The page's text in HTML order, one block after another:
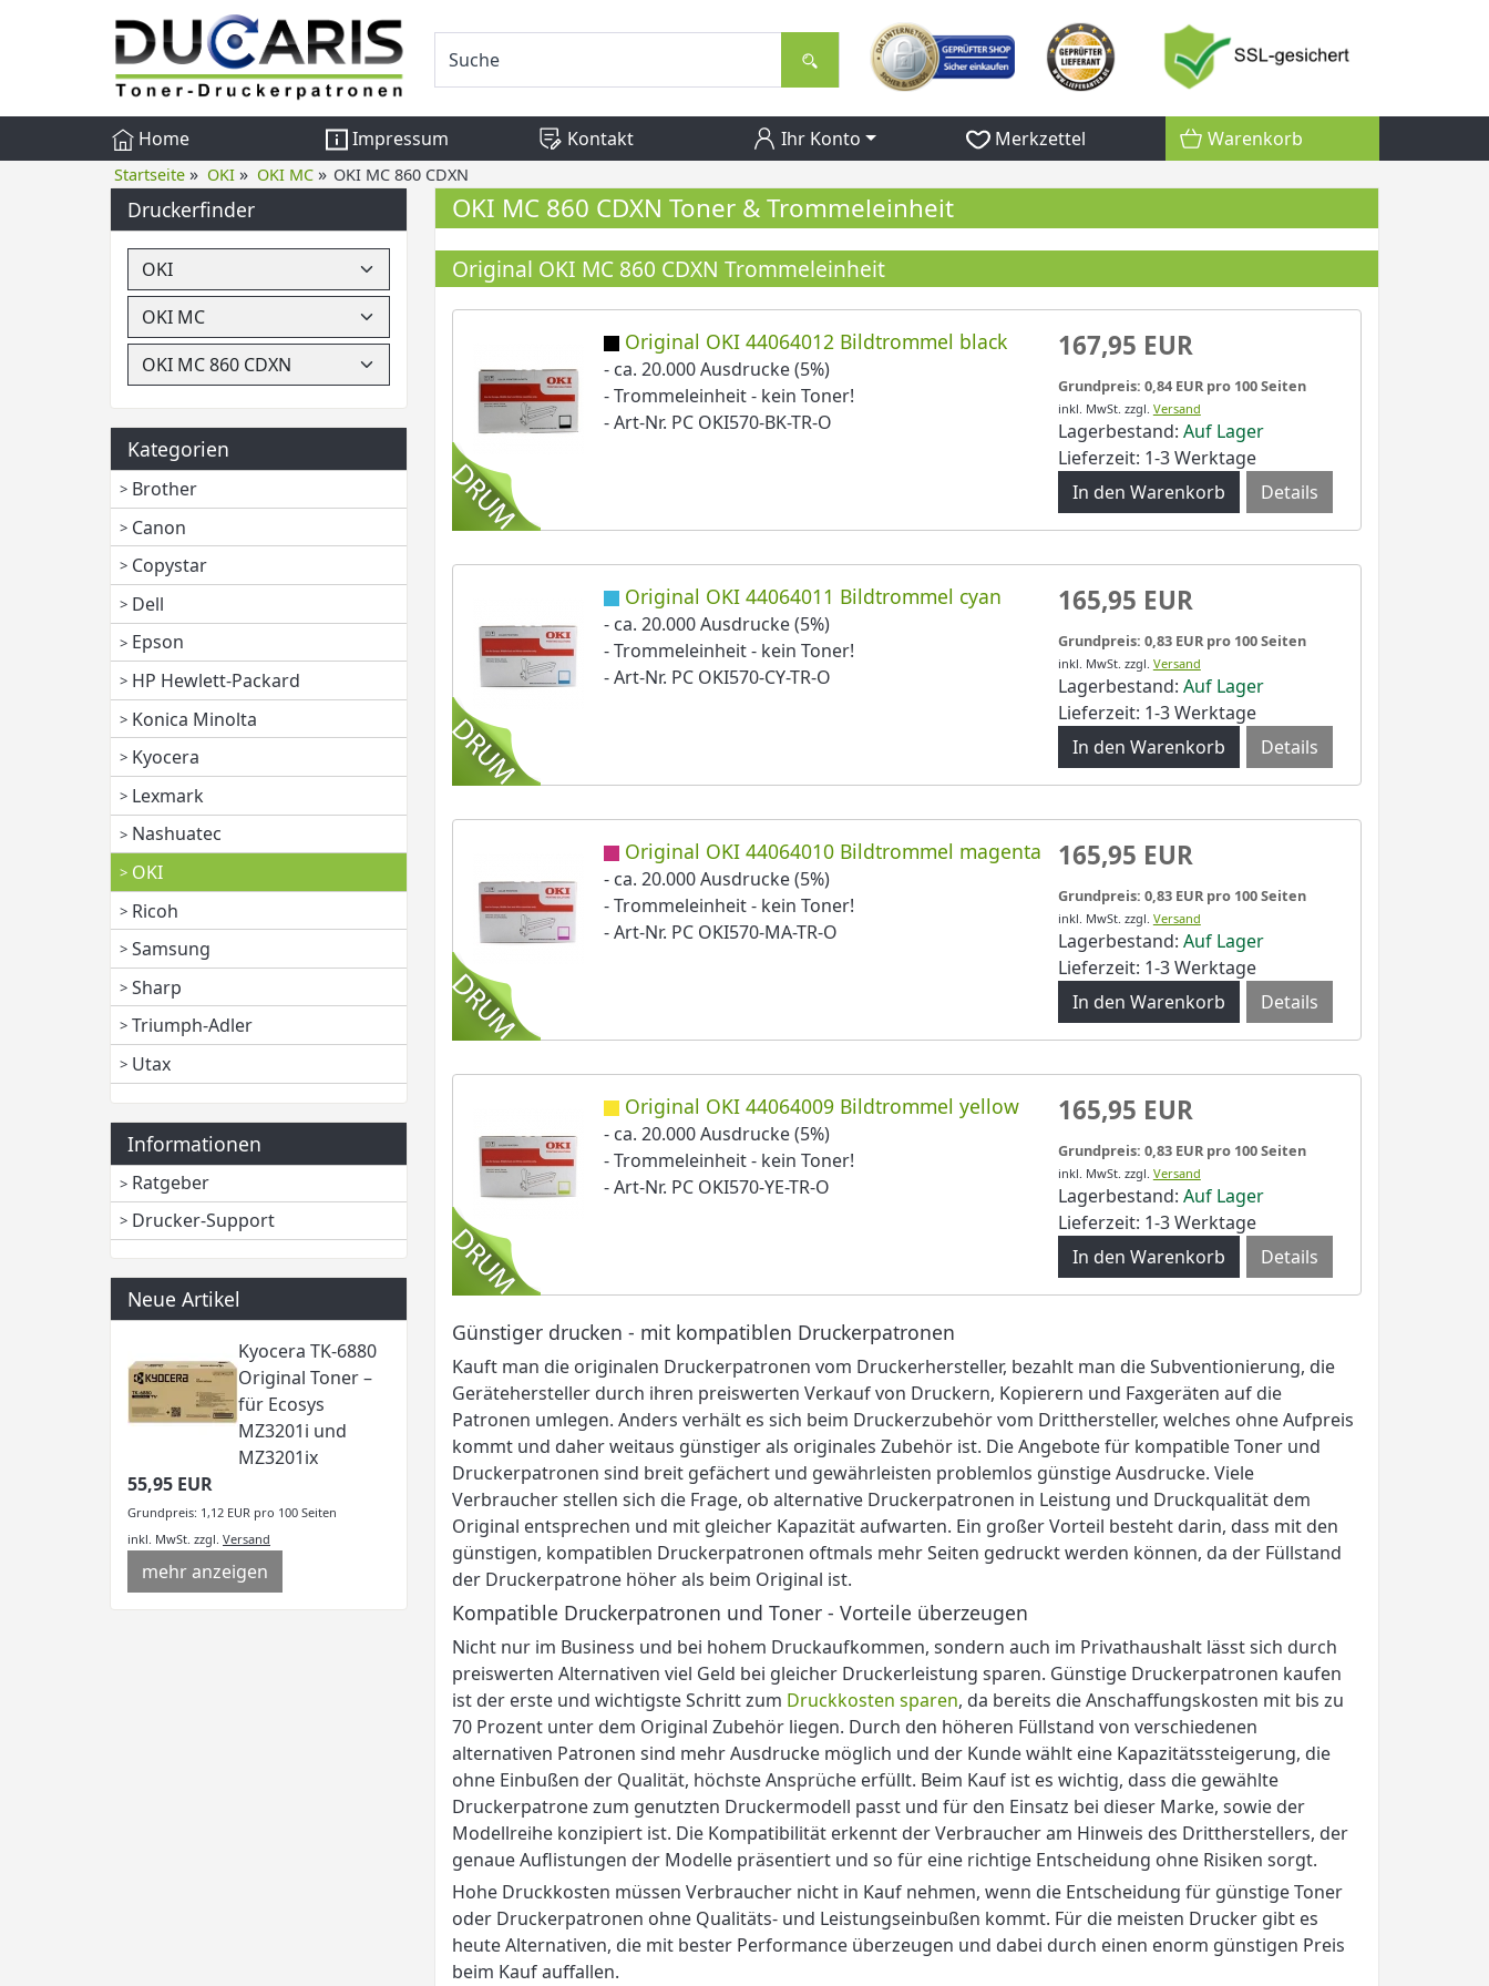
Home Impressum Kontakt Ihr Konto Merkzettel Warenkorb
Startseite » OKI » OKI MC » OKI MC 860 CDXN
Druckerfinder
Kategorien
Brother
Canon
Copystar
Dell
Epson
HP Hewlett-Packard
Konica Minolta
Kyocera
Lexmark
Nashuatec
OKI
Ricoh
Samsung
Sharp
Triumph-Adler
Utax
Informationen
Ratgeber
Drucker-Support
Neue Artikel
Kyocera TK-6880
Original Toner –
für Ecosys
MZ3201i und
MZ3201ix
55,95 EUR
Grundpreis: 1,12 EUR pro 100 Seiten
inkl. MwSt. zzgl. Versand
mehr anzeigen
OKI MC 860 CDXN Toner & Trommeleinheit
Original OKI MC 860 CDXN Trommeleinheit
Original OKI 44064012 Bildtrommel black
- ca. 20.000 Ausdrucke (5%)
- Trommeleinheit - kein Toner!
- Art-Nr. PC OKI570-BK-TR-O
167,95 EUR
Grundpreis: 0,84 EUR pro 100 Seiten
inkl. MwSt. zzgl. Versand
Lagerbestand: Auf Lager
Lieferzeit: 1-3 Werktage
Details
Original OKI 44064011 Bildtrommel cyan
- ca. 20.000 Ausdrucke (5%)
- Trommeleinheit - kein Toner!
- Art-Nr. PC OKI570-CY-TR-O
165,95 EUR
Grundpreis: 0,83 EUR pro 100 Seiten
inkl. MwSt. zzgl. Versand
Lagerbestand: Auf Lager
Lieferzeit: 1-3 Werktage
Details
Original OKI 44064010 Bildtrommel magenta
- ca. 20.000 Ausdrucke (5%)
- Trommeleinheit - kein Toner!
- Art-Nr. PC OKI570-MA-TR-O
165,95 EUR
Grundpreis: 0,83 EUR pro 100 Seiten
inkl. MwSt. zzgl. Versand
Lagerbestand: Auf Lager
Lieferzeit: 1-3 Werktage
Details
Original OKI 44064009 Bildtrommel yellow
- ca. 20.000 Ausdrucke (5%)
- Trommeleinheit - kein Toner!
- Art-Nr. PC OKI570-YE-TR-O
165,95 EUR
Grundpreis: 0,83 EUR pro 100 Seiten
inkl. MwSt. zzgl. Versand
Lagerbestand: Auf Lager
Lieferzeit: 1-3 Werktage
Details
Günstiger drucken - mit kompatiblen Druckerpatronen
Kauft man die originalen Druckerpatronen vom Druckerhersteller, bezahlt man die Subventionierung, die
Gerätehersteller durch ihren preiswerten Verkauf von Druckern, Kopierern und Faxgeräten auf die
Patronen umlegen. Anders verhält es sich beim Druckerzubehör vom Dritthersteller, welches ohne Aufpreis
kommt und daher weitaus günstiger als originales Zubehör ist. Die Angebote für kompatible Toner und
Druckerpatronen sind breit gefächert und gewährleisten problemlos günstige Ausdrucke. Viele
Verbraucher stellen sich die Frage, ob alternative Druckerpatronen in Leistung und Druckqualität dem
Original entsprechen und mit gleicher Kapazität aufwarten. Ein großer Vorteil besteht darin, dass mit den
günstigen, kompatiblen Druckerpatronen oftmals mehr Seiten gedruckt werden können, da der Füllstand
der Druckerpatrone höher als beim Original ist.
Kompatible Druckerpatronen und Toner - Vorteile überzeugen
Nicht nur im Business und bei hohem Druckaufkommen, sondern auch im Privathaushalt lässt sich durch
preiswerten Alternativen viel Geld bei gleicher Druckerleistung sparen. Günstige Druckerpatronen kaufen
ist der erste und wichtigste Schritt zum Druckkosten sparen, da bereits die Anschaffungskosten mit bis zu
70 Prozent unter dem Original Zubehör liegen. Durch den höheren Füllstand von verschiedenen
alternativen Patronen sind mehr Ausdrucke möglich und der Kunde wählt eine Kapazitätssteigerung, die
ohne Einbußen der Qualität, höchste Ansprüche erfüllt. Beim Kauf ist es wichtig, dass die gewählte
Druckerpatrone zum genutzten Druckermodell passt und für den Einsatz bei dieser Marke, sowie der
Modellreihe konzipiert ist. Die Kompatibilität erkennt der Verbraucher am Hinweis des Drittherstellers, der
genaue Auflistungen der Modelle präsentiert und so für eine richtige Entscheidung ohne Risiken sorgt.
Hohe Druckkosten müssen Verbraucher nicht in Kauf nehmen, wenn die Entscheidung für günstige Toner
oder Druckerpatronen ohne Qualitäts- und Leistungseinbußen kommt. Für die meisten Drucker gibt es
heute Alternativen, die mit bester Performance überzeugen und dabei durch einen enorm günstigen Preis
beim Kauf auffallen.